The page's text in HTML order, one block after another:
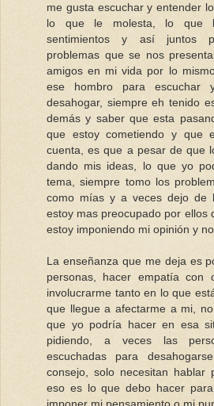
me gusta escuchar y entender
lo que le molesta, lo que
sentimientos y así juntos
problemas que se nos
amigos en mi vida por lo
ese hombro para escuchar
desahogar, siempre eh tenido
demás y saber que esta
que estoy cometiendo y que
cuenta, es que a pesar de que
dando mis ideas, lo que yo
tema, siempre tomo los
como mías y a veces dejo de
estoy mas preocupado por ellos
estoy imponiendo mi opinión y
La enseñanza que me deja es
personas, hacer empatía
involucrarme tanto en lo que
que llegue a afectarme a mi,
que yo podría hacer en esa
pidiendo, a veces las
escuchadas para
consejo, solo necesitan
eso es lo que debo hacer